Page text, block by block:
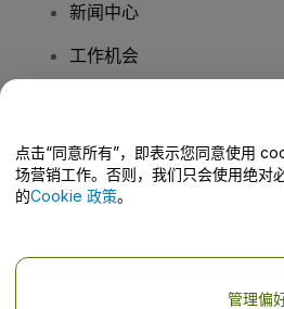
新闻中心
工作机会
帮助中心 / 联系我们
点击“同意所有”，即表示您同意使用
场营销工作。否则，我们只会使用绝
的Cookie 政策。
管理偏